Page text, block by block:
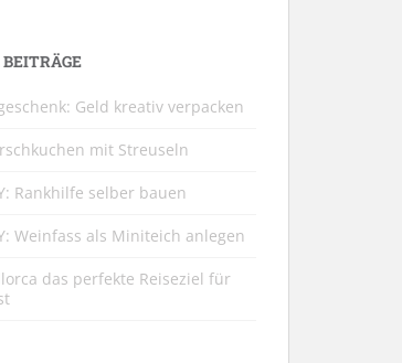
Geld kreativ verpacken
mit Streuseln
Rankhilfe selber bauen
Weinfass als Miniteich anlegen
das perfekte Reiseziel für